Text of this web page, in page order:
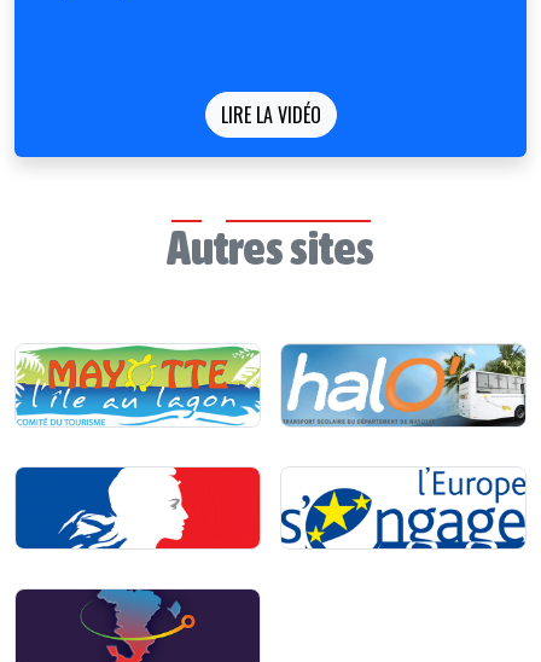
LIRE LA VIDÉO
Autres sites